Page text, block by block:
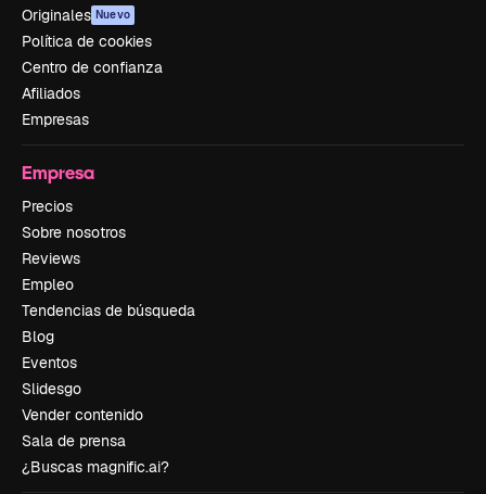
Originales Nuevo
Política de cookies
Centro de confianza
Afiliados
Empresas
Empresa
Precios
Sobre nosotros
Reviews
Empleo
Tendencias de búsqueda
Blog
Eventos
Slidesgo
Vender contenido
Sala de prensa
¿Buscas magnific.ai?